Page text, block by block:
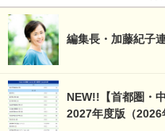
編集長・加藤紀子
NEW!!【首都圏・
2027年度版（2026